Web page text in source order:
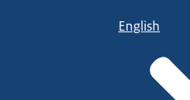
English